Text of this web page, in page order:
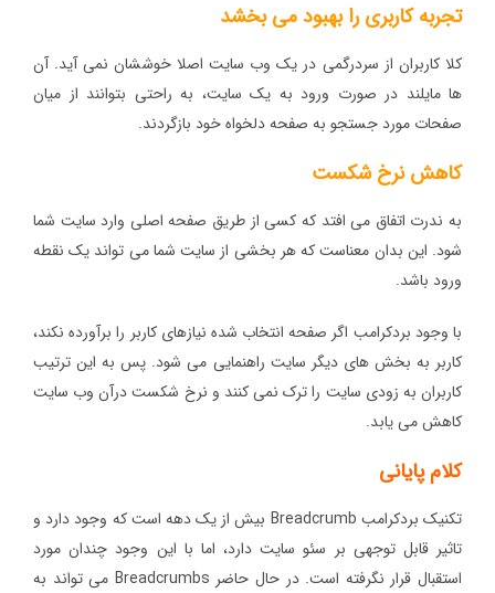
تجربه کاربری را بهبود می بخشد
کلا کاربران از سردرگمی در یک وب سایت اصلا خوششان نمی آید. آن
ها مایلند در صورت ورود به یک سایت، به راحتی بتوانند از میان
صفحات مورد جستجو به صفحه دلخواه خود بازگردند.
کاهش نرخ شکست
به ندرت اتفاق می افتد که کسی از طریق صفحه اصلی وارد سایت شما
شود. این بدان معناست که هر بخشی از سایت شما می تواند یک نقطه
ورود باشد.
با وجود بردکرامب اگر صفحه انتخاب شده نیازهای کاربر را برآورده نکند،
کاربر به بخش های دیگر سایت راهنمایی می شود. پس به این ترتیب
کاربران به زودی سایت را ترک نمی کنند و نرخ شکست درآن وب سایت
کاهش می یابد.
کلام پایانی
تکنیک بردکرامب Breadcrumb بیش از یک دهه است که وجود دارد و
تاثیر قابل توجهی بر سئو سایت دارد، اما با این وجود چندان مورد
استقبال قرار نگرفته است. در حال حاضر Breadcrumbs می تواند به